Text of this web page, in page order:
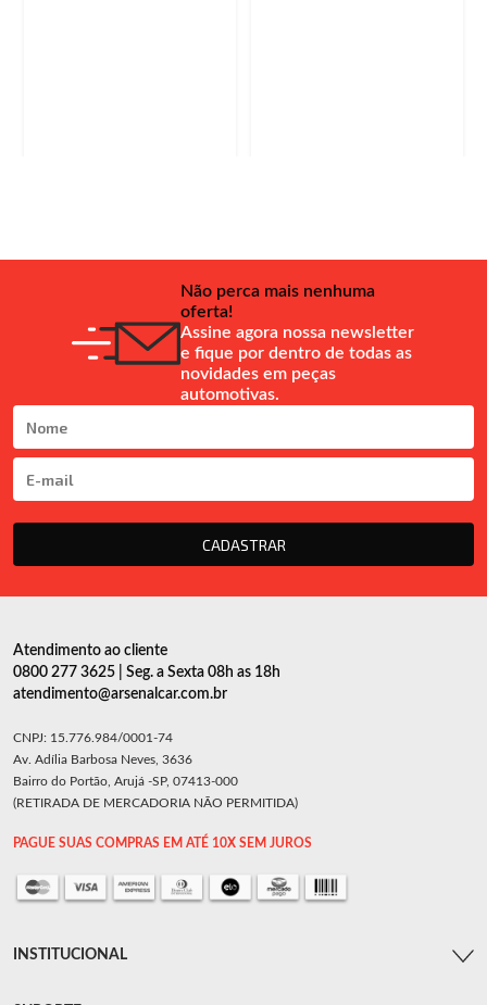
Não perca mais nenhuma
oferta!
Assine agora nossa newsletter
e fique por dentro de todas as
novidades em peças
automotivas.
CADASTRAR
Atendimento ao cliente
0800 277 3625 | Seg. a Sexta 08h as 18h
atendimento@arsenalcar.com.br
CNPJ: 15.776.984/0001-74
Av. Adília Barbosa Neves, 3636
Bairro do Portão, Arujá -SP, 07413-000
(RETIRADA DE MERCADORIA NÃO PERMITIDA)
PAGUE SUAS COMPRAS EM ATÉ 10X SEM JUROS
INSTITUCIONAL